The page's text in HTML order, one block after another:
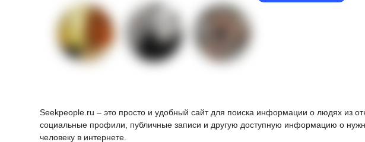
Seekpeople.ru – это просто и удобный сайт для поиска информации о людях из
социальные профили, публичные записи и другую доступную информацию о
человеку в интернете.